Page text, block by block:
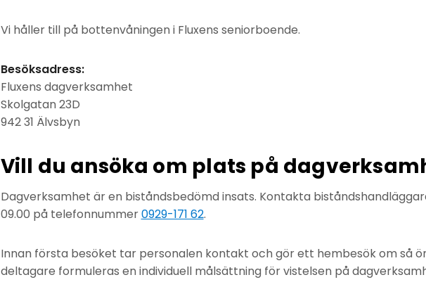
Vi håller till på bottenvåningen i Fluxens seniorboende.
Besöksadress:
Fluxens dagverksamhet
Skolgatan 23D
942 31 Älvsbyn
Vill du ansöka om plats på
Dagverksamhet är en biståndsbedömd insats. Kontakta
09.00 på telefonnummer0929-171 62.
Innan första besöket tar personalen kontakt och gör ett hembesök om så
deltagare formuleras en individuell målsättning för vistelsen på